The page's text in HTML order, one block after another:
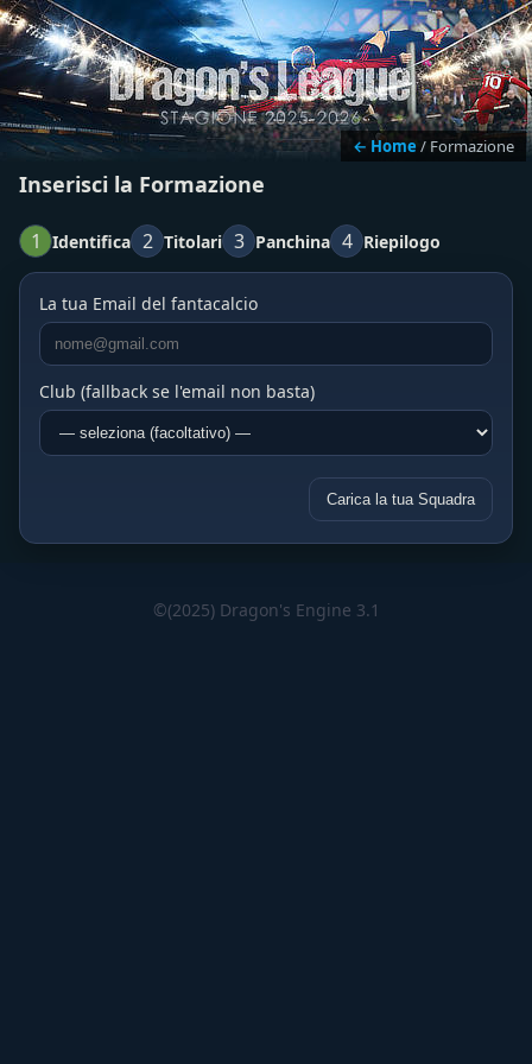
← Home / Formazione
Inserisci la Formazione
1 Identifica 2 Titolari 3 Panchina 4 Riepilogo
La tua Email del fantacalcio
Club (fallback se l'email non basta)
Carica la tua Squadra
©(2025) Dragon's Engine 3.1